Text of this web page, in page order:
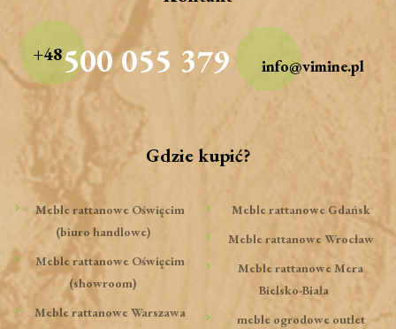
+48500 055 379 info@vimine.pl
Gdzie kupić?
Meble rattanowe Oświęcim
(biuro handlowe)
Meble rattanowe Oświęcim
(showroom)
Meble rattanowe Warszawa
Meble rattanowe Gdańsk
Meble rattanowe Wrocław
Meble rattanowe Mera
Bielsko-Biała
meble ogrodowe outlet